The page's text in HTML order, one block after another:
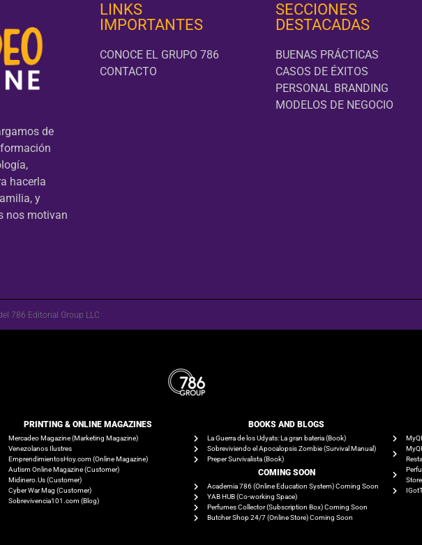
de
hacerla
y
nos motivan
LINKS
IMPORTANTES
CONOCE EL GRUPO 786
CONTACTO
SECCIONES
DESTACADAS
BUENAS PRÁCTICAS
CASOS DE ÉXITOS
PERSONAL BRANDING
MODELOS DE NEGOCIO
786 Editorial Group LLC
PRINTING & ONLINE MAGAZINES
Mercadeo Magazine (Marketing Magazine)
Venezolanos Ilustres
EmprendimientosHoy.com (Online Magazine)
Autism Online Magazine (Customer)
Midinero.Us (Customer)
Cyber War Mag (Customer)
Sobrevivencia101.com (Blog)
BOOKS AND BLOGS​
La Guerra de los Udyats: La gran bateria (Book)
Sobreviviendo el Apocalopsis Zombie (Survival Manual)
Preper Survivalista (Book)
COMING SOON
Academia 786 (Online Education System) Coming Soon
YAB HUB (Co-working Space)
Perfumes Collector (Subscription Box) Coming Soon
Butcher Shop 24/7 (Online Store) Coming Soon